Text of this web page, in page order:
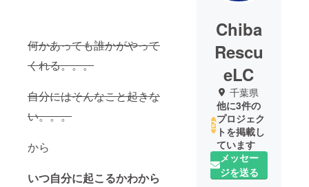
何かあっても誰かがやって
くれる。。。
自分にはそんなこと起きな
い。。。
から
いつ自分に起こるかわから
Chiba
Rescu
eLC
千葉県
他に3件の
プロジェク
トを掲載し
ています
メッセー
ジを送る